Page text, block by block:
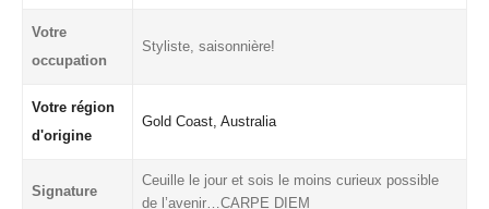
Votre
occupation
Styliste, saisonnière!
Votre région
d'origine
Gold Coast, Australia
Signature
Ceuille le jour et sois le moins curieux possible
de l’avenir…CARPE DIEM